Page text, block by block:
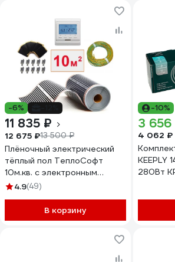
-6%
11 835 ₽
12 675 ₽13 500 ₽
Плёночный электрический
тёплый пол ТеплоСофт
10м.кв. с электронным
терморегулятором плёнка
4.9(49)
В корзину
-10%
3 656
4 062 ₽
KEEPLY
280Вт